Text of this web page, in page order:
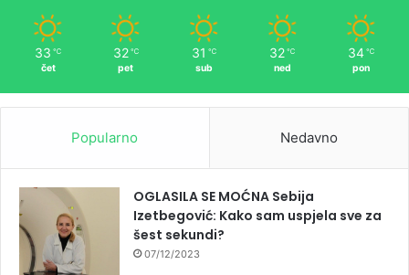
33 ℃
čet
32 ℃
pet
31 ℃
sub
32 ℃
ned
34 ℃
pon
Popularno Nedavno
OGLASILA SE MOĆNA Sebija
Izetbegović: Kako sam uspjela sve za
šest sekundi?
07/12/2023